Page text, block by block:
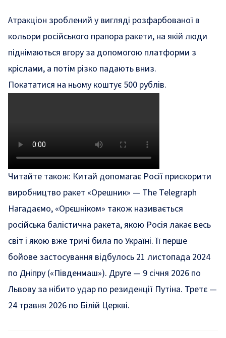
Атракціон зроблений у вигляді розфарбованої в
кольори російського прапора ракети, на якій люди
піднімаються вгору за допомогою платформи з
кріслами, а потім різко падають вниз.
Покататися на ньому коштує 500 рублів.
Читайте також: Китай допомагає Росії прискорити
виробництво ракет «Орешник» — The Telegraph
Нагадаємо, «Орєшніком» також називається
російська балістична ракета, якою Росія лакає весь
світ і якою вже тричі била по Україні. Її перше
бойове застосування відбулось 21 листопада 2024
по Дніпру («Південмаш»). Друге — 9 січня 2026 по
Львову за нібито удар по резиденції Путіна. Третє —
24 травня 2026 по Білій Церкві.